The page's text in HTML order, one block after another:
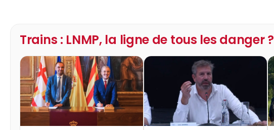
Trains : LNMP, la ligne de tous les danger ?